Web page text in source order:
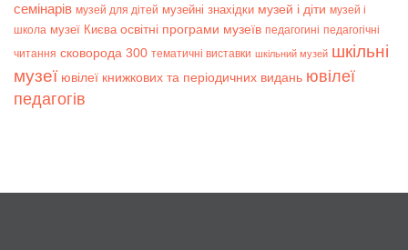
семінарів музей для дітей музейні знахідки музей і діти музей і
школа музеї Києва освітні програми музеїв педагогині педагогічні
читання сковорода 300 тематичні виставки шкільний музей шкільні
музеї ювілеї книжкових та періодичних видань ювілеї
педагогів